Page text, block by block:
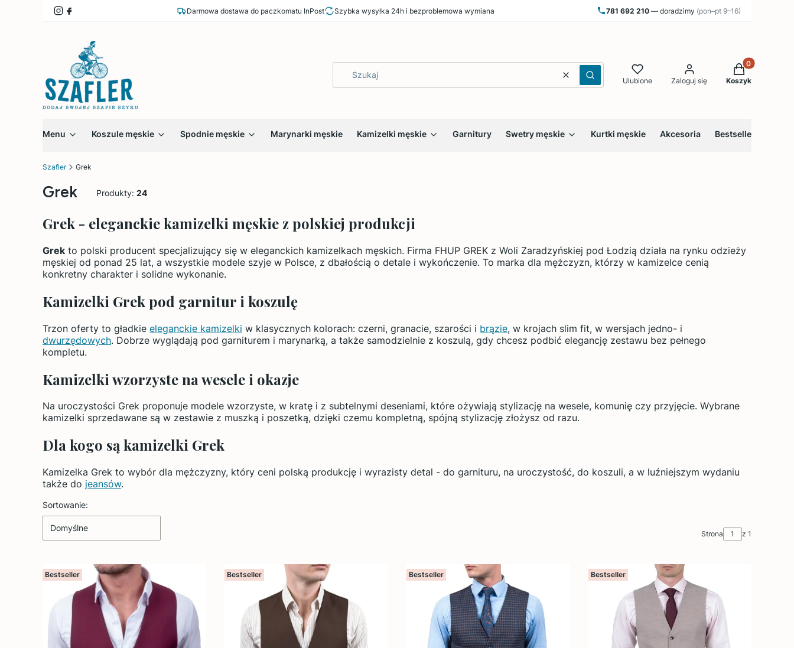
Darmowa dostawa do paczkomatu InPost Szybka wysyłka 24h i bezproblemowa wymiana 781 692 210 — doradzimy (pon–pt 9–16)
WyczyśćSzukaj Ulubione Zaloguj się
Produkty w
Koszyk
Menu Koszule męskie Spodnie męskie Marynarki męskie Kamizelki męskie Garnitury Swetry męskie Kurtki męskie Akcesoria Bestsellery
Szafler Grek
Grek Produkty: 24
Grek - eleganckie kamizelki męskie z polskiej produkcji
Grek to polski producent specjalizujący się w eleganckich kamizelkach męskich. Firma FHUP GREK z Woli Zaradzyńskiej pod Łodzią działa na rynku odzieży
męskiej od ponad 25 lat, a wszystkie modele szyje w Polsce, z dbałością o detale i wykończenie. To marka dla mężczyzn, którzy w kamizelce cenią
konkretny charakter i solidne wykonanie.
Kamizelki Grek pod garnitur i koszulę
Trzon oferty to gładkie eleganckie kamizelki w klasycznych kolorach: czerni, granacie, szarości i brązie, w krojach slim fit, w wersjach jedno- i
dwurzędowych. Dobrze wyglądają pod garniturem i marynarką, a także samodzielnie z koszulą, gdy chcesz podbić elegancję zestawu bez pełnego
kompletu.
Kamizelki wzorzyste na wesele i okazje
Na uroczystości Grek proponuje modele wzorzyste, w kratę i z subtelnymi deseniami, które ożywiają stylizację na wesele, komunię czy przyjęcie. Wybrane
kamizelki sprzedawane są w zestawie z muszką i poszetką, dzięki czemu kompletną, spójną stylizację złożysz od razu.
Dla kogo są kamizelki Grek
Kamizelka Grek to wybór dla mężczyzny, który ceni polską produkcję i wyrazisty detal - do garnituru, na uroczystość, do koszuli, a w luźniejszym wydaniu
także do jeansów.
Lista produktów
Sortowanie:
Domyślne
Strona z 1
Bestseller Bestseller Bestseller Bestseller